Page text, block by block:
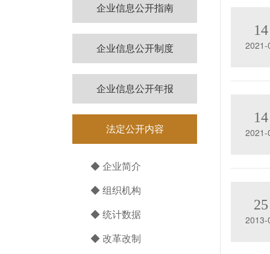
企业信息公开指南
企业信息公开制度
企业信息公开年报
法定公开内容
◆ 企业简介
◆ 组织机构
◆ 统计数据
◆ 改革改制
14
2021-
14
2021-
25
2013-